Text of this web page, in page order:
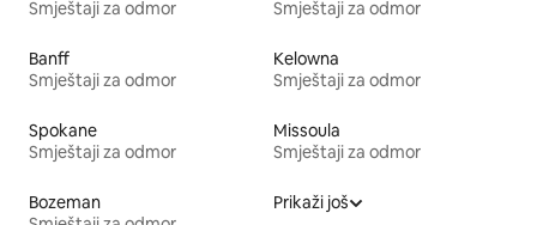
Smještaji za odmor
Smještaji za odmor
Banff
Smještaji za odmor
Kelowna
Smještaji za odmor
Spokane
Smještaji za odmor
Missoula
Smještaji za odmor
Bozeman
Prikaži još